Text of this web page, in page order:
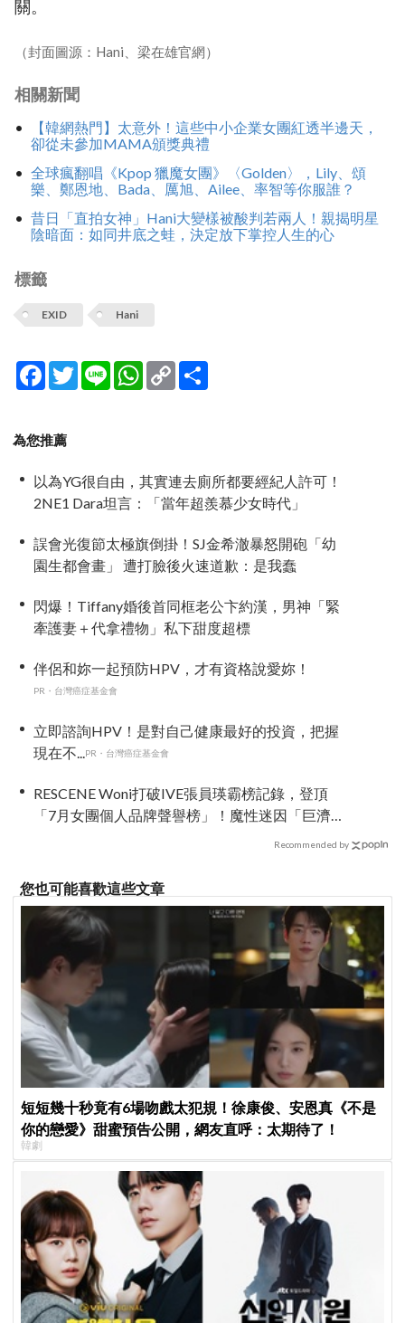
關。
（封面圖源：Hani、梁在雄官網）
相關新聞
【韓網熱門】太意外！這些中小企業女團紅透半邊天，
卻從未參加MAMA頒獎典禮
全球瘋翻唱《Kpop 獵魔女團》〈Golden〉，Lily、頌
樂、鄭恩地、Bada、厲旭、Ailee、率智等你服誰？
昔日「直拍女神」Hani大變樣被酸判若兩人！親揭明星
陰暗面：如同井底之蛙，決定放下掌控人生的心
標籤
EXID Hani
Facebook
TwitterLine WhatsApp
Copy
Link
為您推薦
以為YG很自由，其實連去廁所都要經紀人許可！
2NE1 Dara坦言：「當年超羨慕少女時代」
誤會光復節太極旗倒掛！SJ金希澈暴怒開砲「幼
園生都會畫」 遭打臉後火速道歉：是我蠢
閃爆！Tiffany婚後首同框老公卞約漢，男神「緊
牽護妻＋代拿禮物」私下甜度超標
伴侶和妳一起預防HPV，才有資格說愛妳！
PR・台灣癌症基金會
立即諮詢HPV！是對自己健康最好的投資，把握
現在不...PR・台灣癌症基金會
RESCENE Woni打破IVE張員瑛霸榜記錄，登頂
「7月女團個人品牌聲譽榜」！魔性迷因「巨濟呀
Recommended by
您也可能喜歡這些文章
短短幾十秒竟有6場吻戲太犯規！徐康俊、安恩真《不是
你的戀愛》甜蜜預告公開，網友直呼：太期待了！
韓劇